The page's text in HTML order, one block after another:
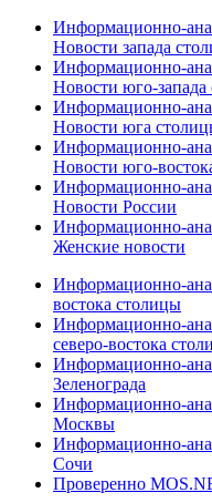
Информационно-
Новости запада
Информационно-
Новости юго-
Информационно-
Новости юга
Информационно-
Новости юго-
Информационно-
Новости России
Информационно-
Женские новости
Информационно-
востока столицы
Информационно-
северо-востока
Информационно-
Зеленограда
Информационно-
Москвы
Информационно-
Сочи
Проверенно